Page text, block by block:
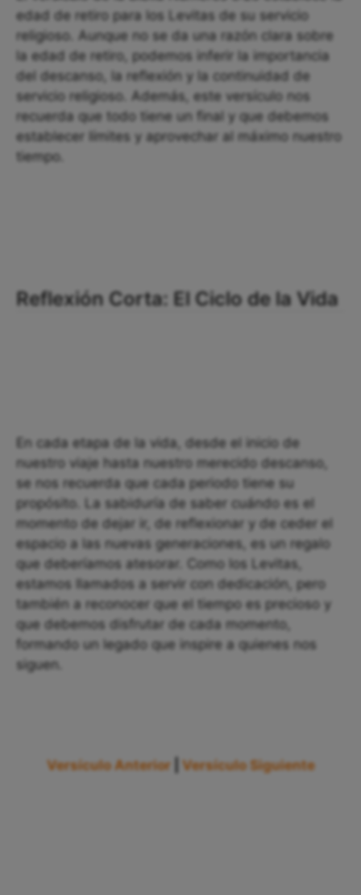
edad de retiro para los Levitas de su servicio
religioso. Aunque no se da una razón clara sobre
la edad de retiro, podemos inferir la importancia
del descanso, la reflexión y la continuidad de
servicio religioso. Además, este versículo nos
recuerda que todo tiene un final y que debemos
establecer límites y aprovechar al máximo nuestro
tiempo.
Reflexión Corta: El Ciclo de la Vida
En cada etapa de la vida, desde el inicio de
nuestro viaje hasta nuestro merecido descanso,
se nos recuerda que cada periodo tiene su
propósito. La sabiduría de saber cuándo es el
momento de dejar ir, de reflexionar y de ceder el
espacio a las nuevas generaciones, es un regalo
que deberíamos atesorar. Como los Levitas,
estamos llamados a servir con dedicación, pero
también a reconocer que el tiempo es precioso y
que debemos disfrutar de cada momento,
formando un legado que inspire a quienes nos
siguen.
Versículo Anterior Versículo Siguiente